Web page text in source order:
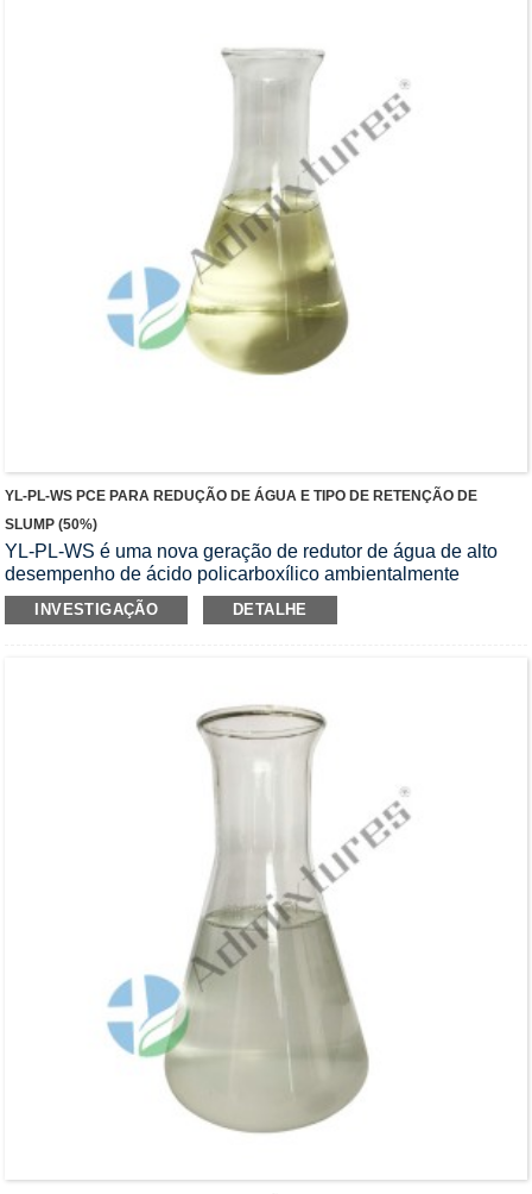
YL-PL-WS PCE PARA REDUÇÃO DE ÁGUA E TIPO DE RETENÇÃO DE
SLUMP (50%)
YL-PL-WS é uma nova geração de redutor de água de alto
desempenho de ácido policarboxílico ambientalmente
amigável desenvolvido independentemente por nossa
empresa.Possui propriedades de redução de água e retenção
baixo, não contém formaldeído, é um produto econômico e
ecologicamente correto.
INVESTIGAÇÃO DETALHE